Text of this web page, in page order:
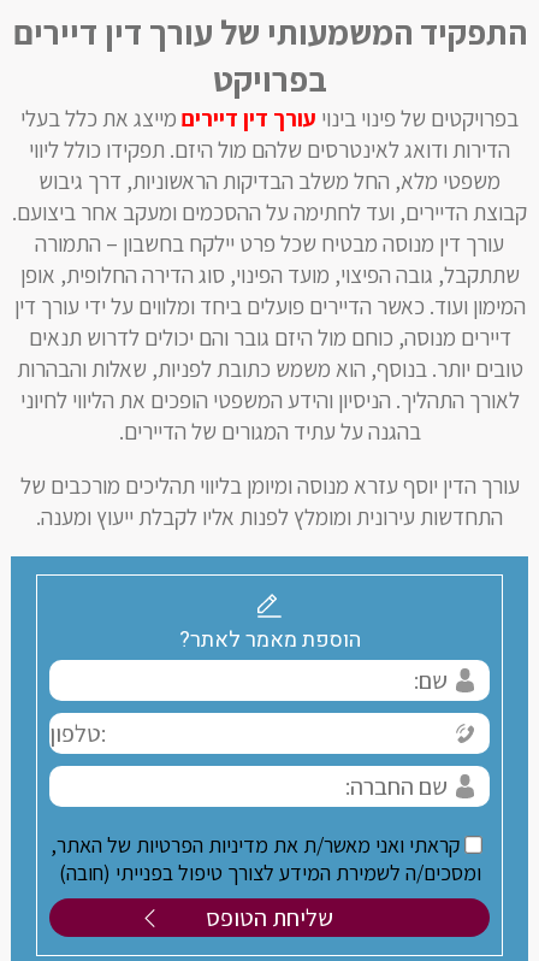
התפקיד המשמעותי של עורך דין דיירים
בפרויקט
בפרויקטים של פינוי בינוי עורך דין דיירים מייצג את כלל בעלי
הדירות ודואג לאינטרסים שלהם מול היזם. תפקידו כולל ליווי
משפטי מלא, החל משלב הבדיקות הראשוניות, דרך גיבוש
קבוצת הדיירים, ועד לחתימה על ההסכמים ומעקב אחר ביצועם.
עורך דין מנוסה מבטיח שכל פרט יילקח בחשבון – התמורה
שתתקבל, גובה הפיצוי, מועד הפינוי, סוג הדירה החלופית, אופן
המימון ועוד. כאשר הדיירים פועלים ביחד ומלווים על ידי עורך דין
דיירים מנוסה, כוחם מול היזם גובר והם יכולים לדרוש תנאים
טובים יותר. בנוסף, הוא משמש כתובת לפניות, שאלות והבהרות
לאורך התהליך. הניסיון והידע המשפטי הופכים את הליווי לחיוני
בהגנה על עתיד המגורים של הדיירים.
עורך הדין יוסף עזרא מנוסה ומיומן בליווי תהליכים מורכבים של
התחדשות עירונית ומומלץ לפנות אליו לקבלת ייעוץ ומענה.
הוספת מאמר לאתר?
קראתי ואני מאשר/ת את מדיניות הפרטיות של האתר,
ומסכים/ה לשמירת המידע לצורך טיפול בפנייתי (חובה)